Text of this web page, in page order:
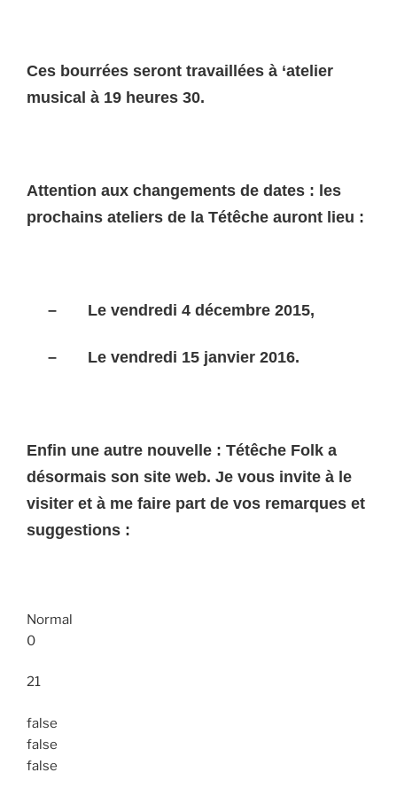
Ces bourrées seront travaillées à ‘atelier
musical à 19 heures 30.
Attention aux changements de dates : les
prochains ateliers de la Tétêche auront lieu :
– Le vendredi 4 décembre 2015,
– Le vendredi 15 janvier 2016.
Enfin une autre nouvelle : Tétêche Folk a
désormais son site web. Je vous invite à le
visiter et à me faire part de vos remarques et
suggestions :
Normal
0
21
false
false
false